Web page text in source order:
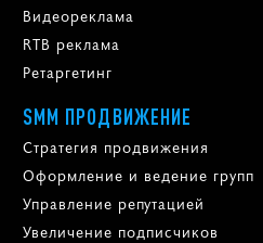
Видеореклама
RTB реклама
Ретаргетинг
SMM ПРОДВИЖЕНИЕ
Стратегия продвижения
Оформление и ведение групп
Управление репутацией
Увеличение подписчиков